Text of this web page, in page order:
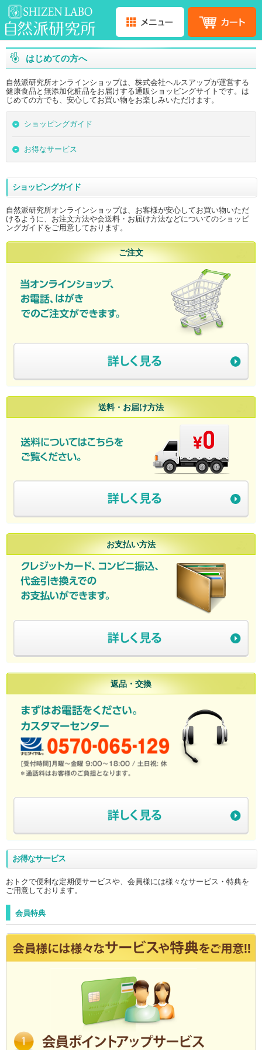
はじめての方へ
自然派研究所オンラインショップは、株式会社ヘルスアップが運営する
健康食品と無添加化粧品をお届けする通販ショッピングサイトです。は
じめての方でも、安心してお買い物をお楽しみいただけます。
ショッピングガイド
お得なサービス
ショッピングガイド
自然派研究所オンラインショップは、お客様が安心してお買い物いただ
けるように、お注文方法や会送料・お届け方法などについてのショッピ
ングガイドをご用意しております。
ご注文
送料・お届け方法
お支払い方法
返品・交換
お得なサービス
おトクで便利な定期便サービスや、会員様には様々なサービス・特典を
ご用意しております。
会員特典